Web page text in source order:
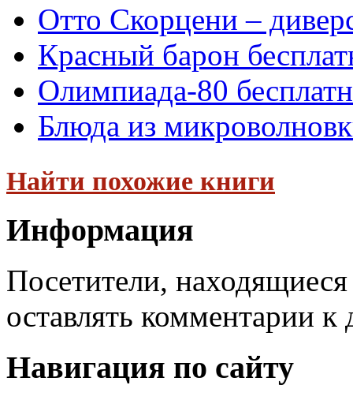
Отто Скорцени –
Красный барон
Олимпиада-80
Блюда из
Найти похожие книги
Информация
Посетители,
оставлять комментарии к
Навигация по сайту